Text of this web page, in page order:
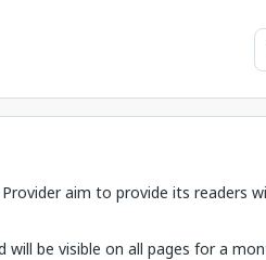
aim to provide its readers
be visible on all pages for a